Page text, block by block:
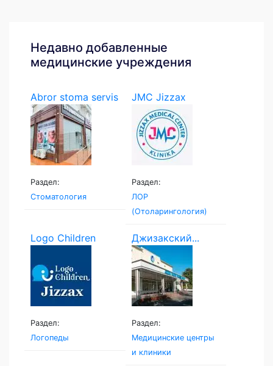
Недавно добавленные
медицинские учреждения
Abror stoma servis
Раздел:
Стоматология
JMC Jizzax
Medical...
Раздел:
ЛОР
(Отоларингология)
Logo Children
Раздел:
Логопеды
Джизакский...
Раздел:
Медицинские центры
и клиники